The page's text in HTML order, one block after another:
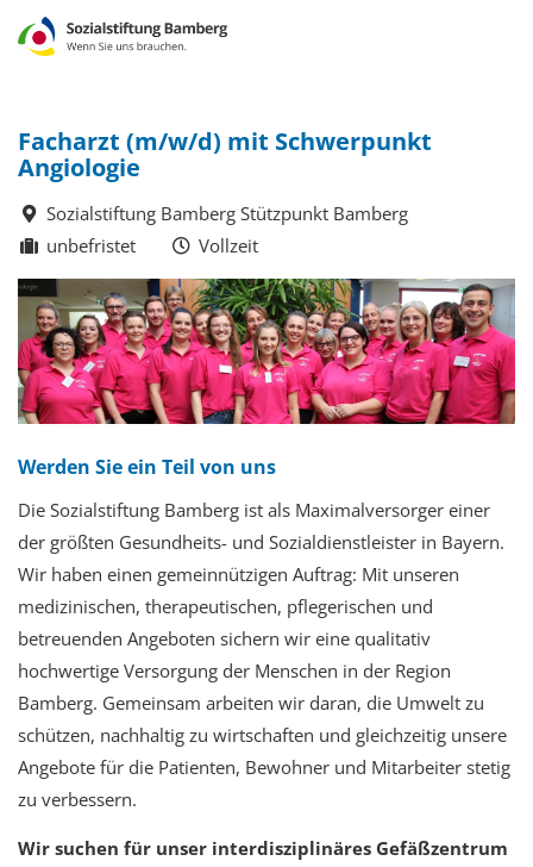
Facharzt (m/w/d) mit Schwerpunkt
Angiologie
Sozialstiftung Bamberg Stützpunkt Bamberg
unbefristet
Vollzeit
Werden Sie ein Teil von uns
Die Sozialstiftung Bamberg ist als Maximalversorger einer
der größten Gesundheits- und Sozialdienstleister in Bayern.
Wir haben einen gemeinnützigen Auftrag: Mit unseren
medizinischen, therapeutischen, pflegerischen und
betreuenden Angeboten sichern wir eine qualitativ
hochwertige Versorgung der Menschen in der Region
Bamberg. Gemeinsam arbeiten wir daran, die Umwelt zu
schützen, nachhaltig zu wirtschaften und gleichzeitig unsere
Angebote für die Patienten, Bewohner und Mitarbeiter stetig
zu verbessern.
Wir suchen für unser interdisziplinäres Gefäßzentrum